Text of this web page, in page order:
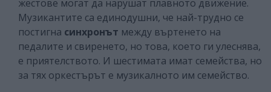
жестове могат да нарушат плавното движение.
Музикантите са единодушни, че най-трудно се
постигна синхронът между въртенето на
педалите и свиренето, но това, което ги улеснява,
е приятелството. И шестимата имат семейства, но
за тях оркестърът е музикалното им семейство.